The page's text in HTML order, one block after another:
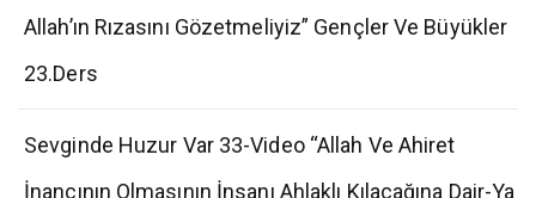
Allah’ın Rızasını Gözetmeliyiz” Gençler Ve Büyükler
23.Ders
Sevginde Huzur Var 33-Video “Allah Ve Ahiret
İnancının Olmasının İnsanı Ahlaklı Kılacağına Dair-Ya